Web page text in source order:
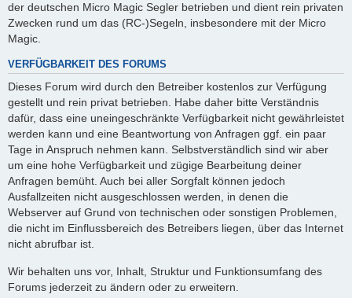
der deutschen Micro Magic Segler betrieben und dient rein privaten
Zwecken rund um das (RC-)Segeln, insbesondere mit der Micro
Magic.
VERFÜGBARKEIT DES FORUMS
Dieses Forum wird durch den Betreiber kostenlos zur Verfügung
gestellt und rein privat betrieben. Habe daher bitte Verständnis
dafür, dass eine uneingeschränkte Verfügbarkeit nicht gewährleistet
werden kann und eine Beantwortung von Anfragen ggf. ein paar
Tage in Anspruch nehmen kann. Selbstverständlich sind wir aber
um eine hohe Verfügbarkeit und zügige Bearbeitung deiner
Anfragen bemüht. Auch bei aller Sorgfalt können jedoch
Ausfallzeiten nicht ausgeschlossen werden, in denen die
Webserver auf Grund von technischen oder sonstigen Problemen,
die nicht im Einflussbereich des Betreibers liegen, über das Internet
nicht abrufbar ist.
Wir behalten uns vor, Inhalt, Struktur und Funktionsumfang des
Forums jederzeit zu ändern oder zu erweitern.